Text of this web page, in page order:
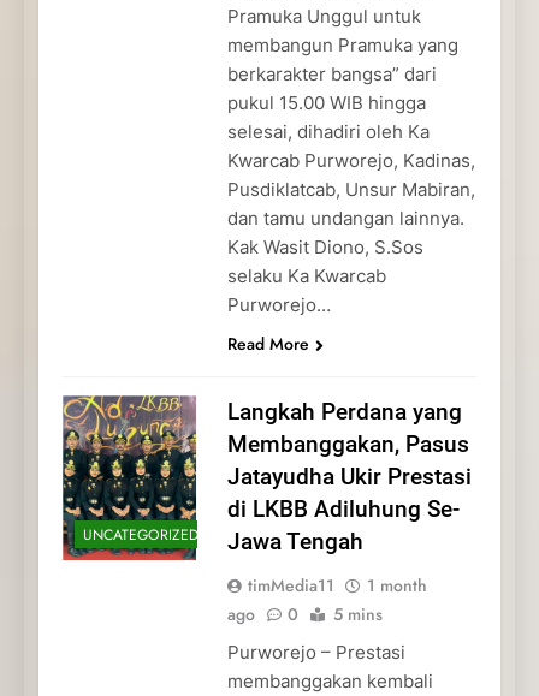
Pramuka Unggul untuk
membangun Pramuka yang
berkarakter bangsa” dari
pukul 15.00 WIB hingga
selesai, dihadiri oleh Ka
Kwarcab Purworejo, Kadinas,
Pusdiklatcab, Unsur Mabiran,
dan tamu undangan lainnya.
Kak Wasit Diono, S.Sos
selaku Ka Kwarcab
Purworejo…
Read More
UNCATEGORIZED
Langkah Perdana yang
Membanggakan, Pasus
Jatayudha Ukir Prestasi
di LKBB Adiluhung Se-
Jawa Tengah
timMedia11
1 month
ago
0 5 mins
Purworejo – Prestasi
membanggakan kembali